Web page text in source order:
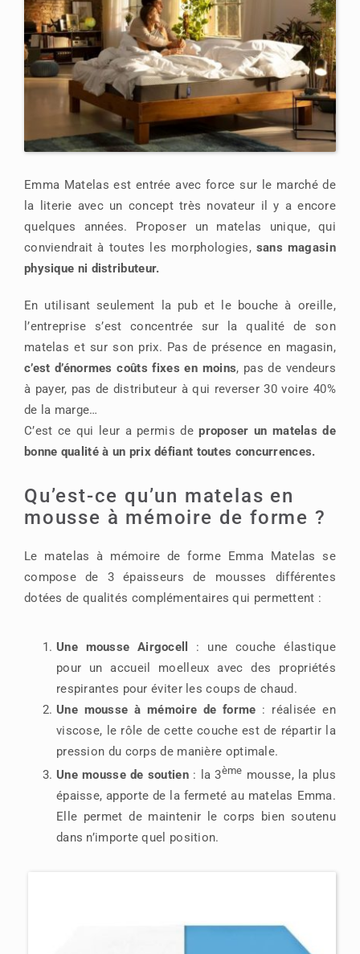
Emma Matelas est entrée avec force sur le marché de
la literie avec un concept très novateur il y a encore
quelques années. Proposer un matelas unique, qui
conviendrait à toutes les morphologies, sans magasin
physique ni distributeur.
En utilisant seulement la pub et le bouche à oreille,
l’entreprise s’est concentrée sur la qualité de son
matelas et sur son prix. Pas de présence en magasin,
c’est d’énormes coûts fixes en moins, pas de vendeurs
à payer, pas de distributeur à qui reverser 30 voire 40%
de la marge…
C’est ce qui leur a permis deproposer un matelas de
bonne qualité à un prix défiant toutes concurrences.
Qu’est-ce qu’un matelas en
mousse à mémoire de forme ?
Le matelas à mémoire de forme Emma Matelas se
compose de 3 épaisseurs de mousses différentes
dotées de qualités complémentaires qui permettent :
Une mousse Airgocell
: une couche élastique
pour un accueil moelleux avec des propriétés
respirantes pour éviter les coups de chaud.
Une mousse à mémoire de forme : réalisée en
viscose, le rôle de cette couche est de répartir la
pression du corps de manière optimale.
Une mousse de soutien: la 3ème mousse, la plus
épaisse, apporte de la fermeté au matelas Emma.
Elle permet de maintenir le corps bien soutenu
dans n’importe quel position.